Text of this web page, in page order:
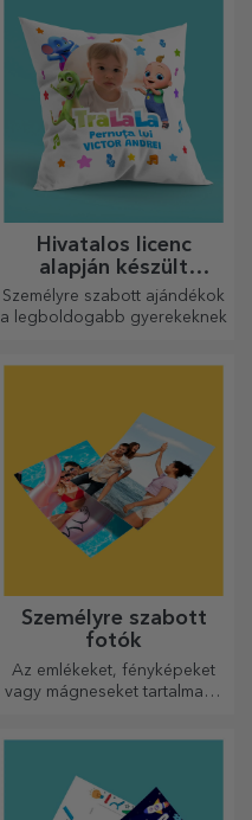
jókedvet hoz!
Hivatalos licenc
alapján készült
személyre szabott
ajándékok - TraLaLa
Személyre szabott ajándékok
a legboldogabb gyerekeknek
Személyre szabott
fotók
Az emlékeket, fényképeket
vagy mágneseket tartalmazó
eredeti ajándékokat.